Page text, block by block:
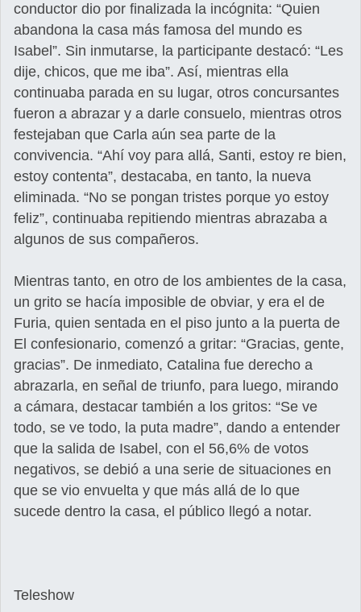
conductor dio por finalizada la incógnita: “Quien
abandona la casa más famosa del mundo es
Isabel”. Sin inmutarse, la participante destacó: “Les
dije, chicos, que me iba”. Así, mientras ella
continuaba parada en su lugar, otros concursantes
fueron a abrazar y a darle consuelo, mientras otros
festejaban que Carla aún sea parte de la
convivencia. “Ahí voy para allá, Santi, estoy re bien,
estoy contenta”, destacaba, en tanto, la nueva
eliminada. “No se pongan tristes porque yo estoy
feliz”, continuaba repitiendo mientras abrazaba a
algunos de sus compañeros.
Mientras tanto, en otro de los ambientes de la casa,
un grito se hacía imposible de obviar, y era el de
Furia, quien sentada en el piso junto a la puerta de
El confesionario, comenzó a gritar: “Gracias, gente,
gracias”. De inmediato, Catalina fue derecho a
abrazarla, en señal de triunfo, para luego, mirando
a cámara, destacar también a los gritos: “Se ve
todo, se ve todo, la puta madre”, dando a entender
que la salida de Isabel, con el 56,6% de votos
negativos, se debió a una serie de situaciones en
que se vio envuelta y que más allá de lo que
sucede dentro la casa, el público llegó a notar.
Teleshow